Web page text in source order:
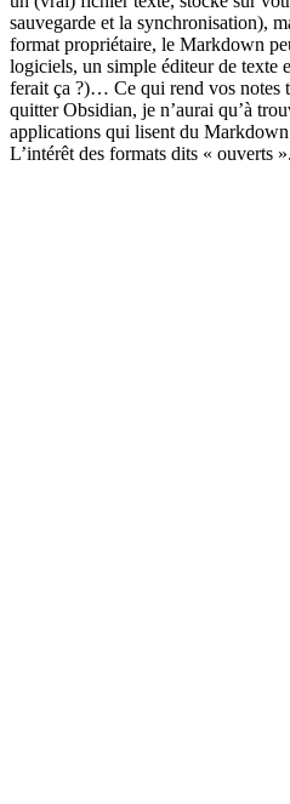
sauvegarde et la synchronisation),
format propriétaire, le Markdown
logiciels, un simple éditeur de texte
ferait ça ?)… Ce qui rend vos notes
quitter Obsidian, je n’aurai qu’à
applications qui lisent du Markdown
L’intérêt des formats dits « ouverts ».